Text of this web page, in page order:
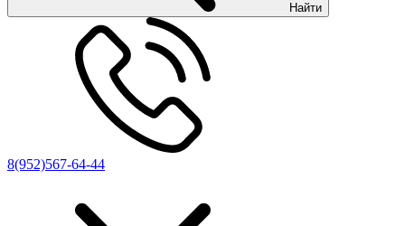
Найти
8(952)567-64-44